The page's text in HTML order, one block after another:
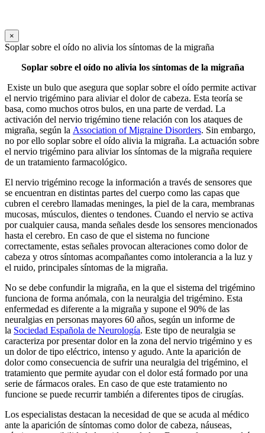
×
Soplar sobre el oído no alivia los síntomas de la migraña
Soplar sobre el oído no alivia los síntomas de la migraña
Existe un bulo que asegura que soplar sobre el oído permite activar
el nervio trigémino para aliviar el dolor de cabeza. Esta teoría se
basa, como muchos otros bulos, en una parte de verdad. La
activación del nervio trigémino tiene relación con los ataques de
migraña, según la Association of Migraine Disorders. Sin embargo,
no por ello soplar sobre el oído alivia la migraña. La actuación sobre
el nervio trigémino para aliviar los síntomas de la migraña requiere
de un tratamiento farmacológico.
El nervio trigémino recoge la información a través de sensores que
se encuentran en distintas partes del cuerpo como las capas que
cubren el cerebro llamadas meninges, la piel de la cara, membranas
mucosas, músculos, dientes o tendones. Cuando el nervio se activa
por cualquier causa, manda señales desde los sensores mencionados
hasta el cerebro. En caso de que el sistema no funcione
correctamente, estas señales provocan alteraciones como dolor de
cabeza y otros síntomas acompañantes como intolerancia a la luz y
el ruido, principales síntomas de la migraña.
No se debe confundir la migraña, en la que el sistema del trigémino
funciona de forma anómala, con la neuralgia del trigémino. Esta
enfermedad es diferente a la migraña y supone el 90% de las
neuralgias en personas mayores 60 años, según un informe de
la Sociedad Española de Neurología. Este tipo de neuralgia se
caracteriza por presentar dolor en la zona del nervio trigémino y es
un dolor de tipo eléctrico, intenso y agudo. Ante la aparición de
dolor como consecuencia de sufrir una neuralgia del trigémino, el
tratamiento que permite ayudar con el dolor está formado por una
serie de fármacos orales. En caso de que este tratamiento no
funcione se puede recurrir también a diferentes tipos de cirugías.
Los especialistas destacan la necesidad de que se acuda al médico
ante la aparición de síntomas como dolor de cabeza, náuseas,